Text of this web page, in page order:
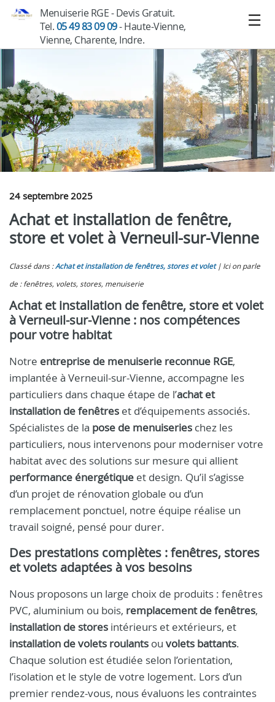
Menuiserie RGE - Devis Gratuit.
Tel.05 49 83 09 09- Haute-Vienne,
Vienne, Charente, Indre.
24 septembre 2025
Achat et installation de fenêtre,
store et volet à Verneuil-sur-Vienne
Classé dans :Achat et installation de fenêtres, stores et volet
Ici on parle
de : fenêtres, volets, stores, menuiserie
Achat et installation de fenêtre, store et volet
à Verneuil-sur-Vienne : nos compétences
pour votre habitat
Notre entreprise de menuiserie reconnue RGE,
implantée à Verneuil-sur-Vienne, accompagne les
particuliers dans chaque étape de l’achat et
installation de fenêtres et d’équipements associés.
Spécialistes de la pose de menuiseries chez les
particuliers, nous intervenons pour moderniser votre
habitat avec des solutions sur mesure qui allient
performance énergétique et design. Qu’il s’agisse
d’un projet de rénovation globale ou d’un
remplacement ponctuel, notre équipe réalise un
travail soigné, pensé pour durer.
Des prestations complètes : fenêtres, stores
et volets adaptées à vos besoins
Nous proposons un large choix de produits : fenêtres
PVC, aluminium ou bois, remplacement de fenêtres,
installation de stores intérieurs et extérieurs, et
installation de volets roulants ou volets battants.
Chaque solution est étudiée selon l’orientation,
l’isolation et le style de votre logement. Lors d’un
premier rendez-vous, nous évaluons les contraintes